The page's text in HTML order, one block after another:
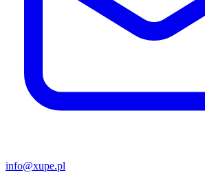
info@xupe.pl